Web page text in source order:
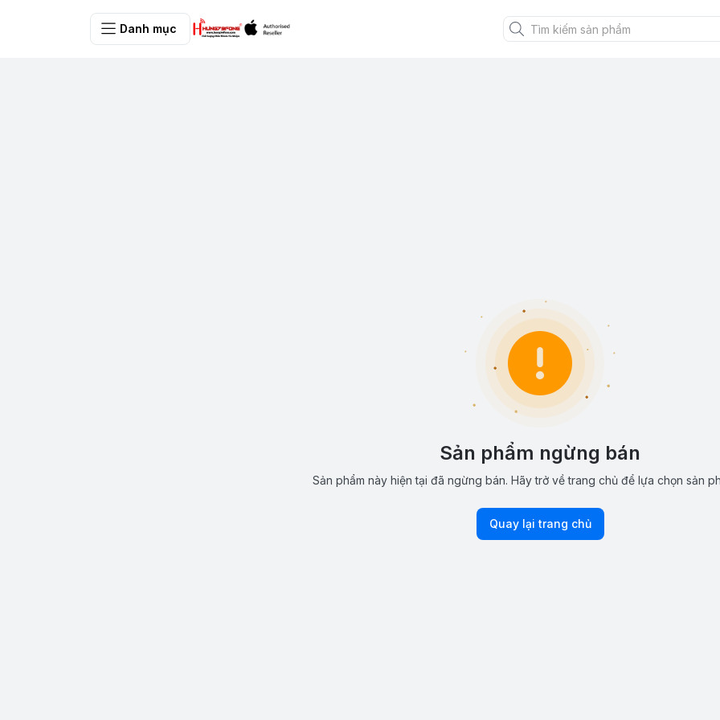
Danh mục
Sản phẩm ngừng bán
Sản phẩm này hiện tại đã ngừng bán. Hãy trở về trang chủ để lựa chọn sản
Quay lại trang chủ